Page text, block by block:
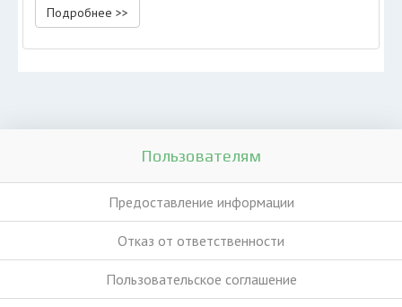
Подробнее >>
Пользователям
Предоставление информации
Отказ от ответственности
Пользовательское соглашение